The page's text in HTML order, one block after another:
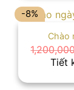
-8%
Chào
Tiết